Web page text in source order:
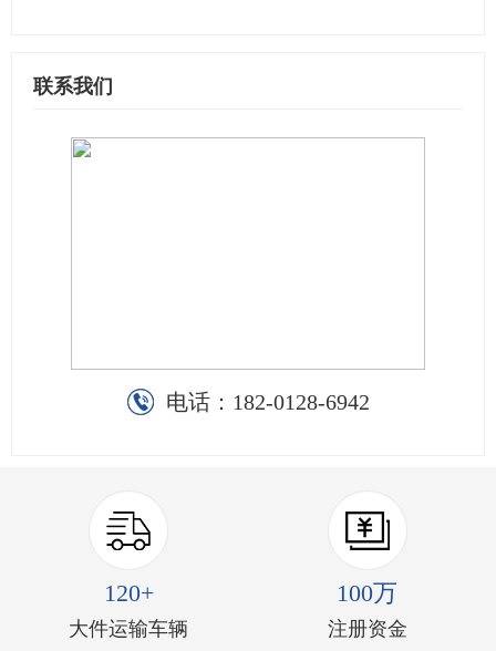
联系我们
电话： 182-0128-6942
120+
大件运输车辆
100万
注册资金